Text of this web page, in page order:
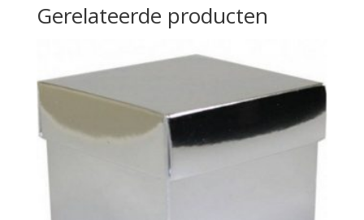
Gerelateerde producten